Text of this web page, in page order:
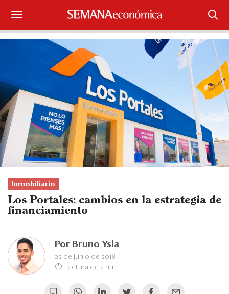
Suscríbase
Iniciar sesión
Portada
¿Qué está pasando?
Sectores y Empresas
Management
Economía y Finanzas
Legal y Política
Blogs
Ranking CEO
Inmobiliario
Los Portales: cambios en la estrategia de
financiamiento
Por Bruno Ysla
22 de junio de 2018
Lectura de 2 min